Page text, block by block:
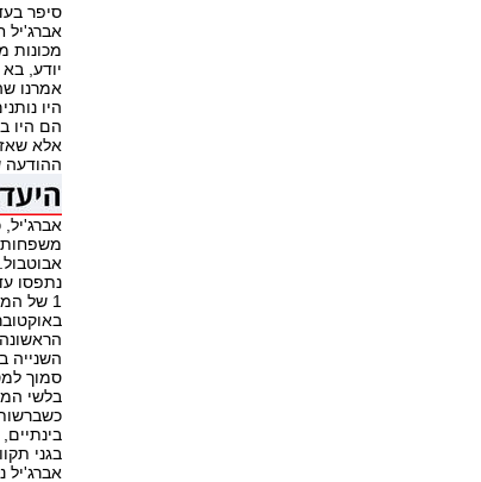
סיפר
אברג'יל
מכונות
יודע,
אמרנו
היו
הם היו
אלא
ההודעה
משפחות
נתפסו
1 של המשטרה, כבר הייתה סיפור אחר.
השנייה
סמוך
בלשי
בגני
אברג'יל